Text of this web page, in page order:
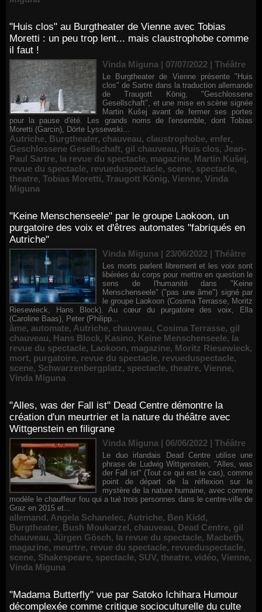
"Huis clos" au Burgtheater de Vienne avec Tobias
Moretti : un peu trop lent... mais claustrophobe comme
il faut !
Vinda Miguna | 07/07/2022 | Théâtre
Le Burgtheater de Vienne présente "Huis
clos" de Sartre dans la traduction allemande
de Traugott König, "Geschlossene
Gesellschaft", et une mise en scène signée
Martin Kušej avant de fermer ses portes
pour la pause d'été. Les grands noms de l'ensemble, dont Tobias
Moretti (Garcin), Dörte Lyssewski...
Autriche, Burgtheater, chauveau, claustrophobe, enfer,
Geschlossene Gesellschaft, gil chauveau, Huis clos, Jean-
Paul Sartre, la revue du spectacle, magazine, Martin Kušej,
revue du spectacle, revueduspectacle, scene, spectacle,
theatre, Tobias Moretti, Traugott König, Vienne, Vinda
Miguna
"Keine Menschenseele" par le groupe Laokoon, un
purgatoire des voix et d'êtres automates "fabriqués en
Autriche"
Vinda Miguna | 23/06/2022 | Théâtre
Les morts parlent librement et les voix sont
libérées du corps pour mettre en question le
sens de l'humanité dans "Keine
Menschenseele" ("pas une âme") signé par
le groupe Laokoon (Cosima Terrasse, Moritz
Riesewieck, Hans Block). Au cœur du purgatoire des voix, Ella
(Caroline Baas), Peter (Philipp...
âme, automate, Autriche, chauveau, Cosima Terrasse, gil
chauveau, Hans Block, Kasino, Keine Menschenseele, la
revue du spectacle, Laokoon, magazine, Moritz Riesewieck,
mort, purgatoire, revue du spectacle, revueduspectacle,
scene, Schwarzenbergplatz, spectacle, theatre, Vienne,
Vinda Miguna
"Alles, was der Fall ist" Dead Centre démontre la
création d'un meurtrier et la nature du théâtre avec
Wittgenstein en filigrane
Vinda Miguna | 06/06/2022 | Théâtre
Le duo irlandais Dead Centre utilise une
phrase de Ludwig Wittgenstein, "Alles, was
der Fall ist" (Tout ce qui est le cas), comme
point de départ de la réflexion sur le
mystère de la nature humaine, avec comme
modèle le chauffeur fou qui a tué trois personnes dans le centre-ville de
Graz en 2015 et...
allemand, Angela Schanelec, Autriche, Ben Kidd,
Burgtheater, Bush Moukarzel, chauveau, Dead Centre, gil
chauveau, Jürgen Gösch, la revue du spectacle, Macbeth,
magazine, meurtre, revue du spectacle, revueduspectacle,
scene, Shakespeare, spectacle, SUV, theatre, vidéo, Vienne,
Vinda Miguna
"Madama Butterfly" vue par Satoko Ichihara Humour
décomplexée comme critique socioculturelle du culte